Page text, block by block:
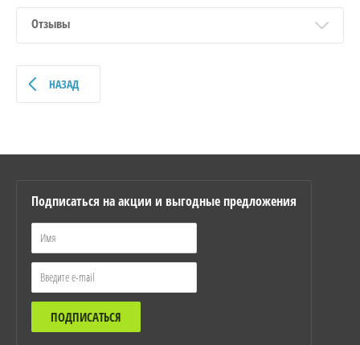
Отзывы
НАЗАД
Подписаться на акции и выгодные предложения
ПОДПИСАТЬСЯ